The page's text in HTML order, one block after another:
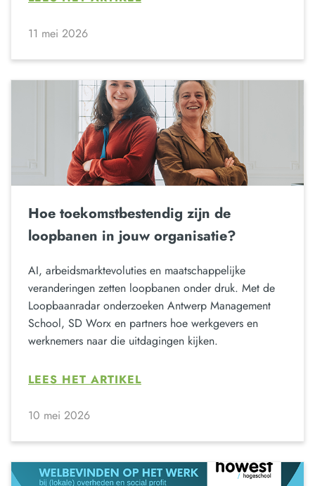
11 mei 2026
Hoe toekomstbestendig zijn de
loopbanen in jouw organisatie?
AI, arbeidsmarktevoluties en maatschappelijke
veranderingen zetten loopbanen onder druk. Met de
Loopbaanradar onderzoeken Antwerp Management
School, SD Worx en partners hoe werkgevers en
werknemers naar die uitdagingen kijken.
LEES HET ARTIKEL
10 mei 2026